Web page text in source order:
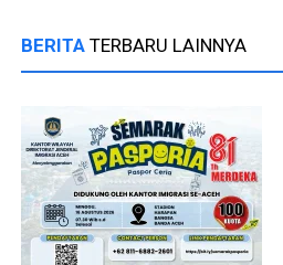
BERITA TERBARU LAINNYA